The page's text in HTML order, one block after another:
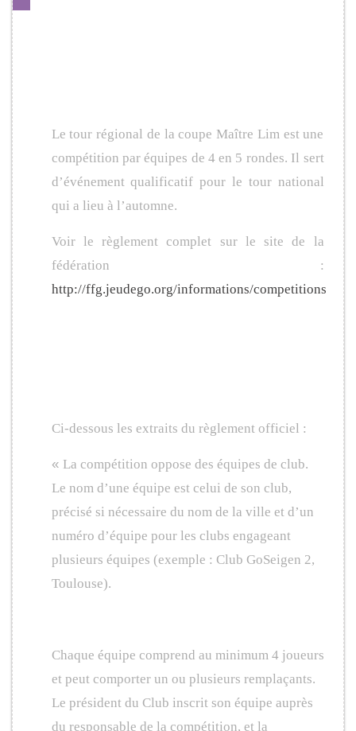
Le tour régional de la coupe Maître Lim est une
compétition par équipes de 4 en 5 rondes. Il sert
d’événement qualificatif pour le tour national
qui a lieu à l’automne.
Voir le règlement complet sur le site de la
fédération :
http://ffg.jeudego.org/informations/competitions/
Ci-dessous les extraits du règlement officiel :
« La compétition oppose des équipes de club.
Le nom d’une équipe est celui de son club,
précisé si nécessaire du nom de la ville et d’un
numéro d’équipe pour les clubs engageant
plusieurs équipes (exemple : Club GoSeigen 2,
Toulouse).
Chaque équipe comprend au minimum 4 joueurs
et peut comporter un ou plusieurs remplaçants.
Le président du Club inscrit son équipe auprès
du responsable de la compétition, et la